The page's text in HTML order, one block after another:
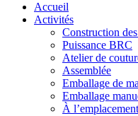
Accueil
Activités
Construction
Puissance BRC
Atelier de
Assemblée
Emballage de
Emballage
À l’emplacement